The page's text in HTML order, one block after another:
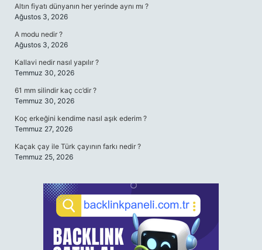
Altın fiyatı dünyanın her yerinde aynı mı ?
Ağustos 3, 2026
A modu nedir ?
Ağustos 3, 2026
Kallavi nedir nasıl yapılır ?
Temmuz 30, 2026
61 mm silindir kaç cc’dir ?
Temmuz 30, 2026
Koç erkeğini kendime nasıl aşık ederim ?
Temmuz 27, 2026
Kaçak çay ile Türk çayının farkı nedir ?
Temmuz 25, 2026